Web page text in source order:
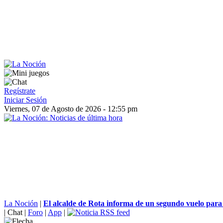
Regístrate
Iniciar Sesión
Viernes, 07 de Agosto de 2026 - 12:55 pm
La Noción | El alcalde de Rota informa de un segundo vuelo para
| Chat | Foro | App |